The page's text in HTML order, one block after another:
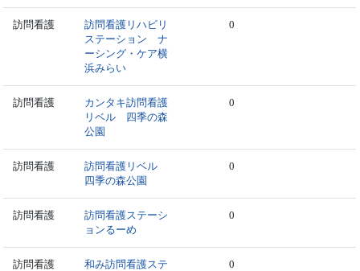
訪問看護
訪問看護リハビリ
ステーション ナ
ーシング・ケア横
浜みらい
0
訪問看護
カンタキ訪問看護
リベル 四季の森
公園
0
訪問看護
訪問看護リベル
四季の森公園
0
訪問看護
訪問看護ステーシ
ョンるーめ
0
訪問看護
和み訪問看護ステ
0